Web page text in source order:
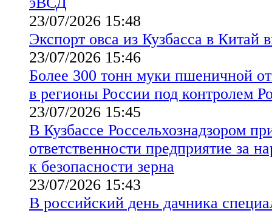
23/07/2026 15:48
Экспорт овса из Кузбасса в Китай
23/07/2026 15:46
Более 300 тонн муки пшеничной
в регионы России под контролем
23/07/2026 15:45
В Кузбассе Россельхознадзором
ответственности предприятие за
к безопасности зерна
23/07/2026 15:43
В российский день дачника